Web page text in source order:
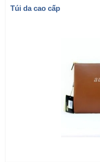
Túi da cao cấp